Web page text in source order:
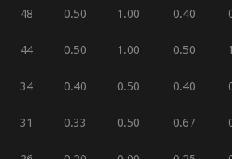
48 0.50 1.00 0.40
44 0.50 1.00 0.50
34 0.40 0.50 0.40
31 0.33 0.50 0.67